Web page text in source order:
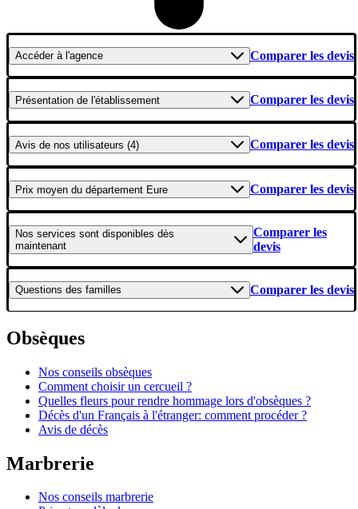
Accéderà l'agence Comparer les devis
Présentation de l'établissement Comparer les devis
Avis de nos utilisateurs (4) Comparer les devis
Prix moyen du département Eure Comparer les devis
Nos services sont disponibles dès
maintenant
Comparer les
devis
Questions des familles Comparer les devis
Obsèques
Nos conseils obsèques
Comment choisir un cercueil ?
Quelles fleurs pour rendre hommage lors d'obsèques ?
Décès d'un Français à l'étranger: comment procéder ?
Avis de décès
Marbrerie
Nos conseils marbrerie